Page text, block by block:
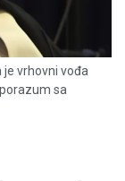
je vrhovni vođa
sa